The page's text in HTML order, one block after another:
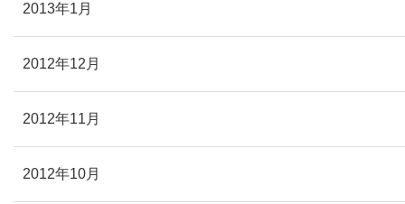
2013年1月
2012年12月
2012年11月
2012年10月